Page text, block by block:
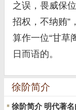
之误，畏威保
招权，不纳贿”
算作一位“甘草
日而语的。
徐阶简介
徐阶简介 明代著